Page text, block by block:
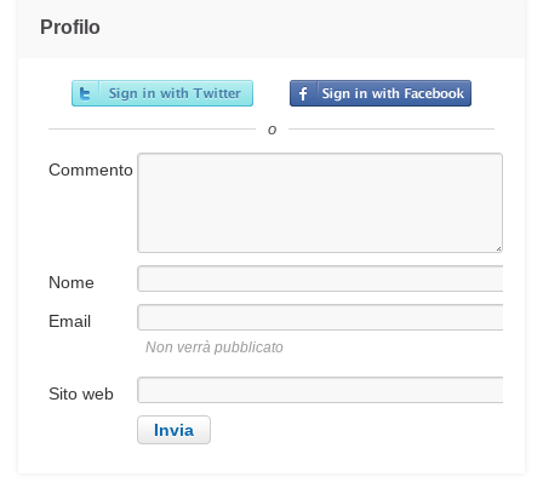
Profilo
o
Commento
Nome
Email
Non verrà pubblicato
Sito web